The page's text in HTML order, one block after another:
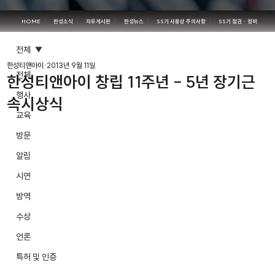
HOME 한성소식 자유게시판 한성뉴스 SS기 사용상 주의사항 SS기 점검・정비
전체
행사
교육
방문
알림
시연
방역
수상
언론
특허 및 인증
전체
한성티앤아이 창립 11주년 - 5년 장기근
속시상식
한성티앤아이 2013년 9월 11일